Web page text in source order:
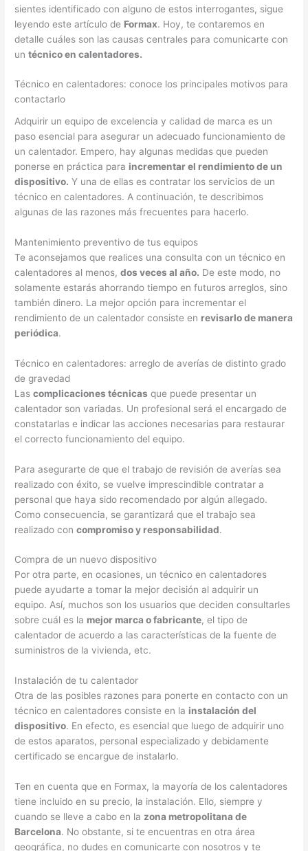
sientes identificado con alguno de estos interrogantes, sigue
leyendo este artículo de Formax. Hoy, te contaremos en
detalle cuáles son las causas centrales para comunicarte con
untécnico en calentadores.
Técnico en calentadores: conoce los principales motivos para
contactarlo
Adquirir un equipo de excelencia y calidad de marca es un
paso esencial para asegurar un adecuado funcionamiento de
un calentador. Empero, hay algunas medidas que pueden
ponerse en práctica para incrementar el rendimiento de un
dispositivo. Y una de ellas es contratar los servicios de un
técnico en calentadores. A continuación, te describimos
algunas de las razones más frecuentes para hacerlo.
Mantenimiento preventivo de tus equipos
Te aconsejamos que realices una consulta con un técnico en
calentadores al menos,dos veces al año. De este modo, no
solamente estarás ahorrando tiempo en futuros arreglos, sino
también dinero. La mejor opción para incrementar el
rendimiento de un calentador consiste en revisarlo de manera
periódica.
Técnico en calentadores: arreglo de averías de distinto grado
de gravedad
Lascomplicaciones técnicas que puede presentar un
calentador son variadas. Un profesional será el encargado de
constatarlas e indicar las acciones necesarias para restaurar
el correcto funcionamiento del equipo.
Para asegurarte de que el trabajo de revisión de averías sea
realizado con éxito, se vuelve imprescindible contratar a
personal que haya sido recomendado por algún allegado.
Como consecuencia, se garantizará que el trabajo sea
realizado concompromiso y responsabilidad.
Compra de un nuevo dispositivo
Por otra parte, en ocasiones, un técnico en calentadores
puede ayudarte a tomar la mejor decisión al adquirir un
equipo. Así, muchos son los usuarios que deciden consultarles
sobre cuál es la mejor marca o fabricante, el tipo de
calentador de acuerdo a las características de la fuente de
suministros de la vivienda, etc.
Instalación de tu calentador
Otra de las posibles razones para ponerte en contacto con un
técnico en calentadores consiste en la instalación del
dispositivo. En efecto, es esencial que luego de adquirir uno
de estos aparatos, personal especializado y debidamente
certificado se encargue de instalarlo.
Ten en cuenta que en Formax, la mayoría de los calentadores
tiene incluido en su precio, la instalación. Ello, siempre y
cuando se lleve a cabo en lazona metropolitana de
Barcelona. No obstante, si te encuentras en otra área
geográfica, no dudes en comunicarte con nosotros y te